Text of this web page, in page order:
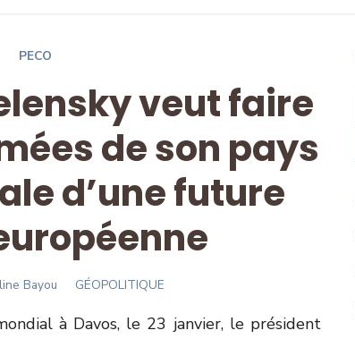
PECO
veut faire
de son pays
d’une future
Bayou GÉOPOLITIQUE
à Davos, le 23 janvier, le président